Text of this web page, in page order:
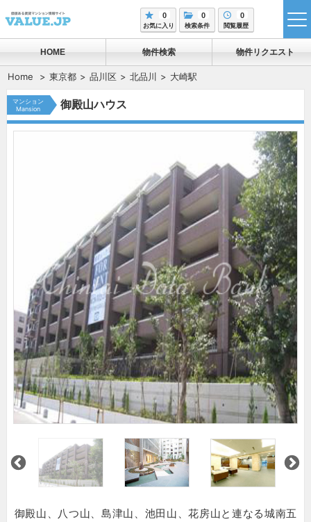
0
お気に入り
0
検索条件
0
閲覧履歴
HOME 物件検索 物件リクエスト
Home 東京都 品川区 北品川 大崎駅
マンション
Mansion
御殿山ハウス
御殿山、八つ山、島津山、池田山、花房山と連なる城南五